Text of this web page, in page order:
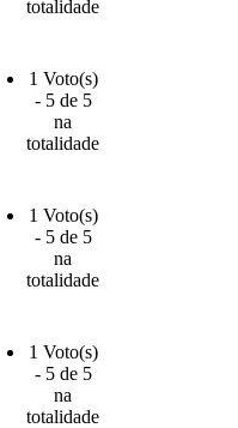
totalidade
1 Voto(s)
- 5 de 5
na
totalidade
1 Voto(s)
- 5 de 5
na
totalidade
1 Voto(s)
- 5 de 5
na
totalidade